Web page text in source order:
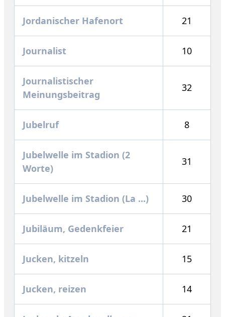
Jordanischer Hafenort 21
Journalist 10
Journalistischer
Meinungsbeitrag
32
Jubelruf 8
Jubelwelle im Stadion (2
Worte)
31
Jubelwelle im Stadion (La ...) 30
Jubiläum, Gedenkfeier 21
Jucken, kitzeln 15
Jucken, reizen 14